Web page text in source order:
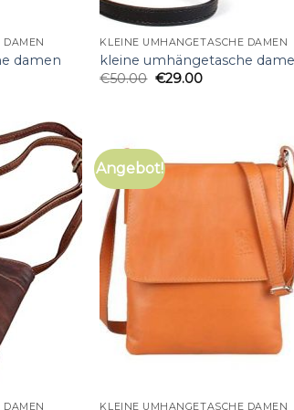
DAMEN
damen
KLEINE UMHÄNGETASCHE DAMEN
kleine umhängetasche
€50.00 €29.00
DAMEN
Angebot!
KLEINE UMHÄNGETASCHE DAMEN